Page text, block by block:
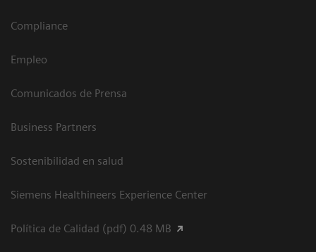
Compliance
Empleo
Comunicados de Prensa
Business Partners
Sostenibilidad en salud
Siemens Healthineers Experience Center
Política de Calidad (pdf) 0.48 MB